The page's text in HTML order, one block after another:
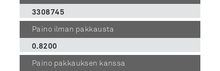
3308745
Paino ilman pakkausta
0.8200
Paino pakkauksen kanssa